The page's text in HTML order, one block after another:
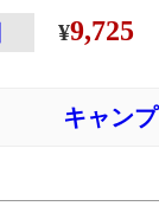
9,725
キャンプ